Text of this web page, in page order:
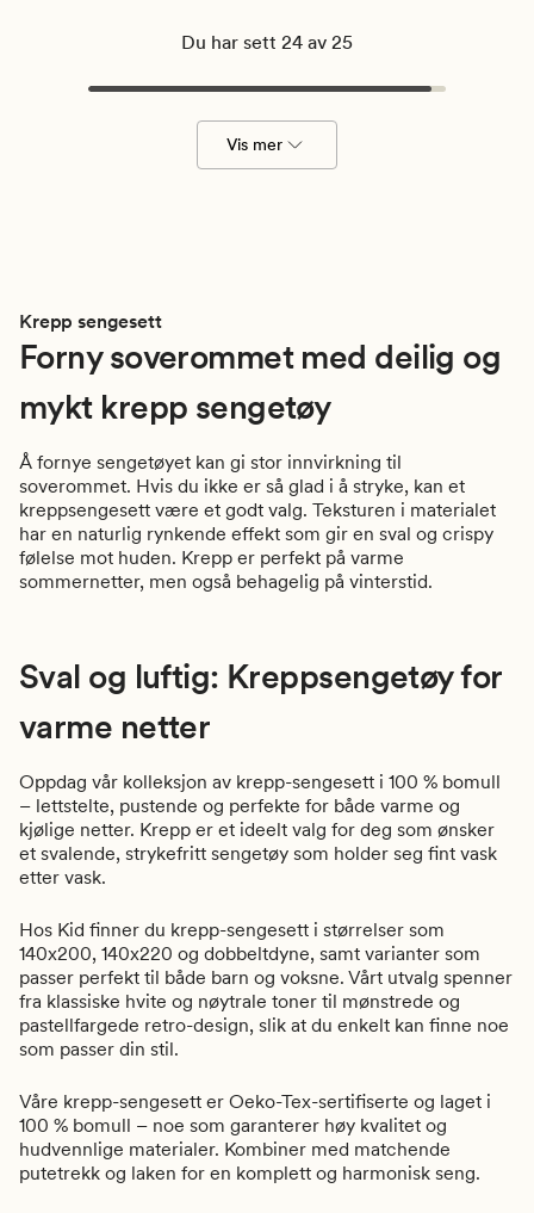
Du har sett 24 av 25
Vis mer
Krepp sengesett
Forny soverommet med deilig og
mykt krepp sengetøy
Å fornye sengetøyet kan gi stor innvirkning til
soverommet. Hvis du ikke er så glad i å stryke, kan et
kreppsengesett være et godt valg. Teksturen i materialet
har en naturlig rynkende effekt som gir en sval og crispy
følelse mot huden. Krepp er perfekt på varme
sommernetter, men også behagelig på vinterstid.
Sval og luftig: Kreppsengetøy for
varme netter
Oppdag vår kolleksjon av krepp-sengesett i 100 % bomull
– lettstelte, pustende og perfekte for både varme og
kjølige netter. Krepp er et ideelt valg for deg som ønsker
et svalende, strykefritt sengetøy som holder seg fint vask
etter vask.
Hos Kid finner du krepp-sengesett i størrelser som
140x200, 140x220 og dobbeltdyne, samt varianter som
passer perfekt til både barn og voksne. Vårt utvalg spenner
fra klassiske hvite og nøytrale toner til mønstrede og
pastellfargede retro-design, slik at du enkelt kan finne noe
som passer din stil.
Våre krepp-sengesett er Oeko-Tex-sertifiserte og laget i
100 % bomull – noe som garanterer høy kvalitet og
hudvennlige materialer. Kombiner med matchende
putetrekk og laken for en komplett og harmonisk seng.